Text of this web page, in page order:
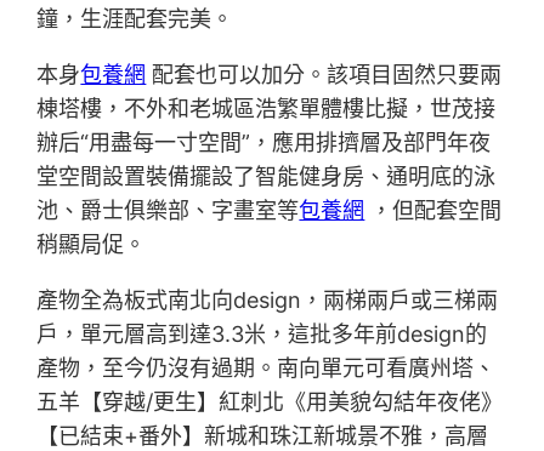
鐘，生涯配套完美。
本身包養網 配套也可以加分。該項目固然只要兩
棟塔樓，不外和老城區浩繁單體樓比擬，世茂接
辦后“用盡每一寸空間”，應用排擠層及部門年夜
堂空間設置裝備擺設了智能健身房、通明底的泳
池、爵士俱樂部、字畫室等包養網
，但配套空間
稍顯局促。
產物全為板式南北向design，兩梯兩戶或三梯兩
戶，單元層高到達3.3米，這批多年前design的
產物，至今仍沒有過期。南向單元可看廣州塔、
五羊【穿越/更生】紅刺北《用美貌勾結年夜佬》
【已結束+番外】新城和珠江新城景不雅，高層